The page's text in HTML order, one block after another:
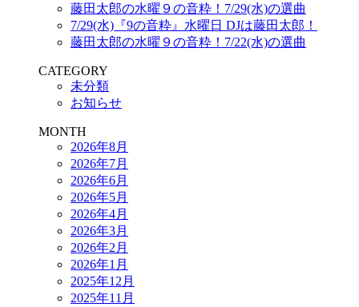
藤田太郎の水曜９の音粋！7/29(水)の選曲
7/29(水)『9の音粋』水曜日 DJは藤田太郎！
藤田太郎の水曜９の音粋！7/22(水)の選曲
CATEGORY
未分類
お知らせ
MONTH
2026年8月
2026年7月
2026年6月
2026年5月
2026年4月
2026年3月
2026年2月
2026年1月
2025年12月
2025年11月